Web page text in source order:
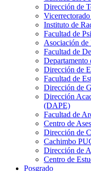
Dirección de
Instituto de
Facultad de
Asociación de
Facultad de
Departamento
Dirección de
Facultad de
Dirección de
Dirección
(DAPE)
Facultad de
Centro de
Dirección de
Cachimbo
Dirección de
Centro de
Posgrado